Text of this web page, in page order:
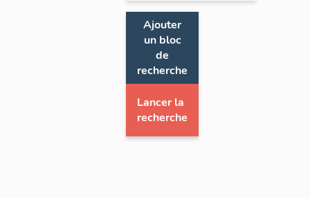
Ajouter
un bloc
de
recherche
Lancer la
recherche